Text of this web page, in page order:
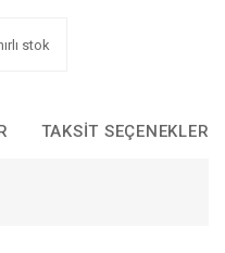
stok
TAKSIT SEÇENEKLERI